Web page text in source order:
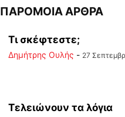
ΠΑΡΟΜΟΙΑ ΑΡΘΡΑ
Τι σκέφτεστε;
Δημήτρης Ουλής - 27
Τελειώνουν τα λόγια